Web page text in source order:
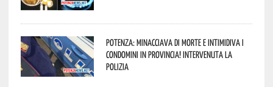
Potenza: minacciava di morte e intimidiva i
condomini in provincia! Intervenuta la
Polizia